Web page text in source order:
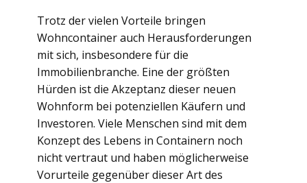
Trotz der vielen Vorteile bringen
Wohncontainer auch Herausforderungen
mit sich, insbesondere für die
Immobilienbranche. Eine der größten
Hürden ist die Akzeptanz dieser neuen
Wohnform bei potenziellen Käufern und
Investoren. Viele Menschen sind mit dem
Konzept des Lebens in Containern noch
nicht vertraut und haben möglicherweise
Vorurteile gegenüber dieser Art des